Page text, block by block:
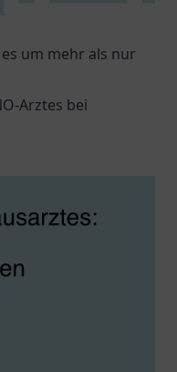
um mehr als nur
Arztes bei